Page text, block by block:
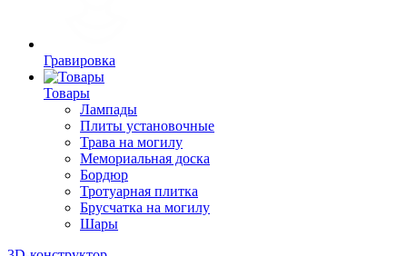
Гравировка
Товары
Лампады
Плиты установочные
Трава на могилу
Мемориальная доска
Бордюр
Тротуарная плитка
Брусчатка на могилу
Шары